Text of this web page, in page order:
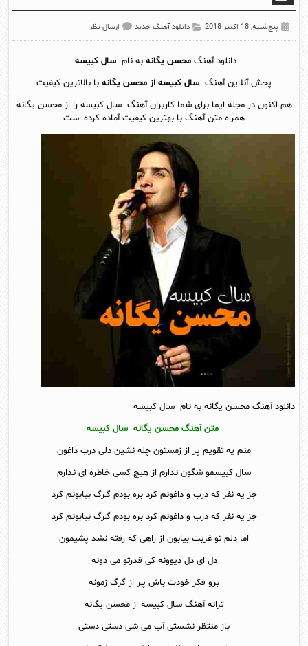
پنج‌شنبه, 18 اکتبر 2018 دانلود آهنگ جدید ارسال نظر
دانلود آهنگمحسن یگانه به نام سال کبیسه
پخش آنلاين آهنگ سال کبیسه از محسن یگانه با بالاترین کیفیت
هم اکنون در مجله ایما برای شما کاربران آهنگ سال کبیسه را از محسن یگانه
همراه متن آهنگ با بهترین کیفیت آماده کرده است
دانلود آهنگ محسن یگانه به نام سال کبیسه
متن آهنگ محسن یگانه سال کبیسه
منم یه تقویم پر از زمستون چله نشین دلی درب داغون
سال کبیسمو شگون ندارم از هیچ کسی خاطره ای ندارم
جز یه نفر که درب و داغونم کرد بره بودم گـرگ بیابونم کرد
جز یه نفر که درب و داغونم کرد بره بودم گـرگ بیابونم کرد
اما دلم تو غربت بیابون از راهی که رفته نشد پشیمون
دل ای دل دیوونه کی قدرتو می دونه
برو فکر خودت باش پـر از گرگ زمونه
ترانه آهنگ سال کبیسه از محسن یگانه
باز منتظر نشستی آب می شی دستی دستی